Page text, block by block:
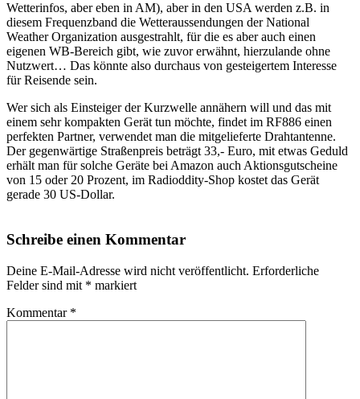
Wetterinfos, aber eben in AM), aber in den USA werden z.B. in
diesem Frequenzband die Wetteraussendungen der National
Weather Organization ausgestrahlt, für die es aber auch einen
eigenen WB-Bereich gibt, wie zuvor erwähnt, hierzulande ohne
Nutzwert… Das könnte also durchaus von gesteigertem Interesse
für Reisende sein.
Wer sich als Einsteiger der Kurzwelle annähern will und das mit
einem sehr kompakten Gerät tun möchte, findet im RF886 einen
perfekten Partner, verwendet man die mitgelieferte Drahtantenne.
Der gegenwärtige Straßenpreis beträgt 33,- Euro, mit etwas Geduld
erhält man für solche Geräte bei Amazon auch Aktionsgutscheine
von 15 oder 20 Prozent, im Radioddity-Shop kostet das Gerät
gerade 30 US-Dollar.
Schreibe einen Kommentar
Deine E-Mail-Adresse wird nicht veröffentlicht. Erforderliche
Felder sind mit * markiert
Kommentar *